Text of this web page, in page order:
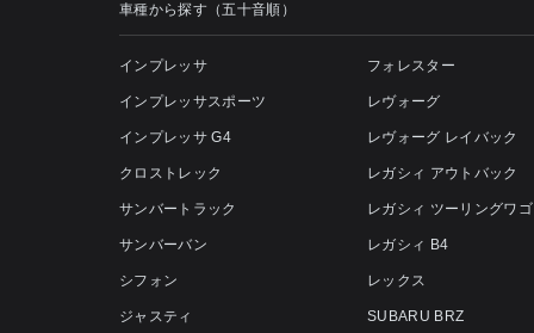
車種から探す（五十音順）
インプレッサ
インプレッサスポーツ
インプレッサ G4
クロストレック
サンバートラック
サンバーバン
シフォン
ジャスティ
フォレスター
レヴォーグ
レヴォーグ レイバック
レガシィ アウトバック
レガシィ ツーリングワ
レガシィ B4
レックス
SUBARU BRZ